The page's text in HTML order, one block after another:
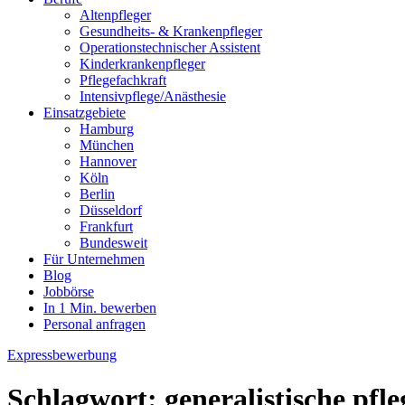
Altenpfleger
Gesundheits- & Krankenpfleger
Operationstechnischer Assistent
Kinderkrankenpfleger
Pflegefachkraft
Intensivpflege/Anästhesie
Einsatzgebiete
Hamburg
München
Hannover
Köln
Berlin
Düsseldorf
Frankfurt
Bundesweit
Für Unternehmen
Blog
Jobbörse
In 1 Min. bewerben
Personal anfragen
Expressbewerbung